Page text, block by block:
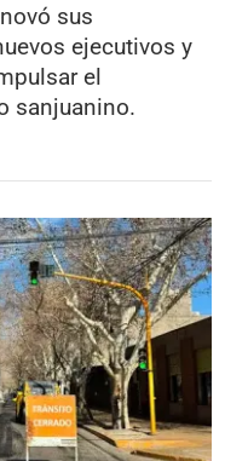
sus
ejecutivos y
el
sanjuanino.